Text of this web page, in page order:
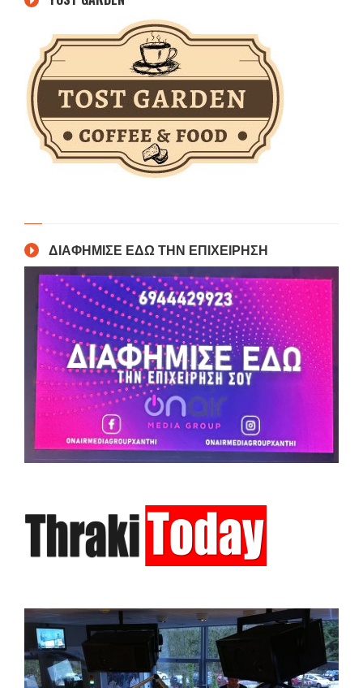
ΔΙΑΦΗΜΙΣΕ ΕΔΩ ΤΗΝ ΕΠΙΧΕΙΡΗΣΗ